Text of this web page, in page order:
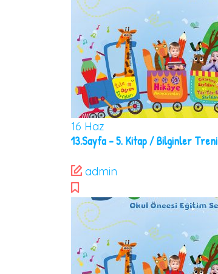
16 Haz
13.Sayfa – 5. Kitap / Bilginler Treni
admin